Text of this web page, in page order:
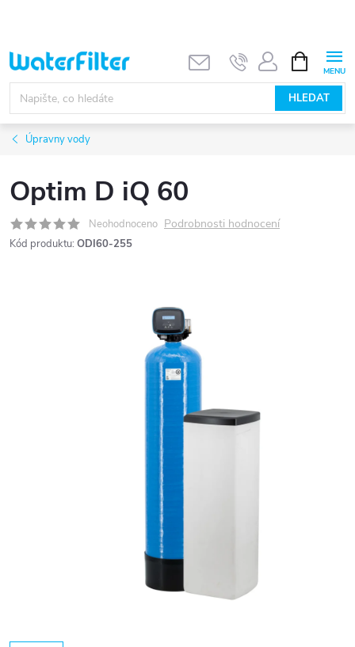
obsah
HLEDAT
NÁKUPNÍ
KOŠÍK
Úpravny vody
Optim D iQ 60
Neohodnoceno Podrobnosti hodnocení
Kód produktu: ODI60-255